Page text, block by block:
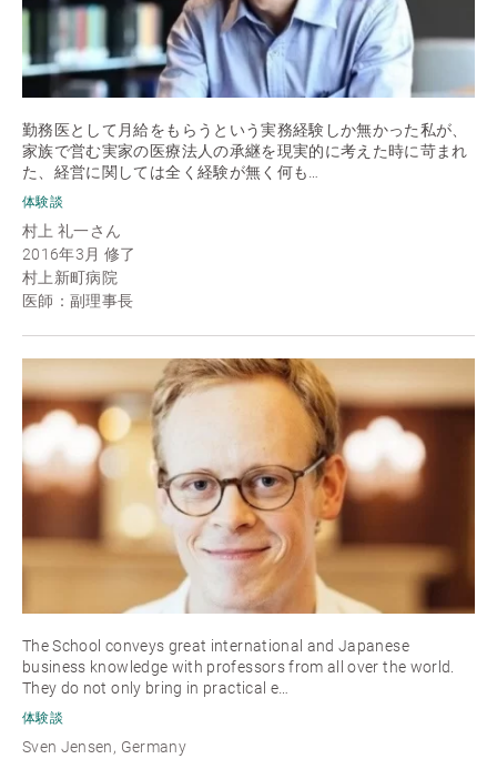
勤務医として月給をもらうという実務経験しか無かった私が、
家族で営む実家の医療法人の承継を現実的に考えた時に苛まれ
た、経営に関しては全く経験が無く何も…
体験談
村上 礼一さん
2016年3月 修了
村上新町病院
医師：副理事長
The School conveys great international and Japanese
business knowledge with professors from all over the world.
They do not only bring in practical e…
体験談
Sven Jensen, Germany